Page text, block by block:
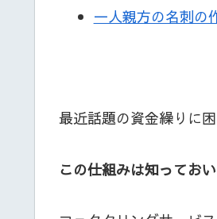
一人親方の名刺の
最近話題の資金繰りに
この仕組みは知ってお